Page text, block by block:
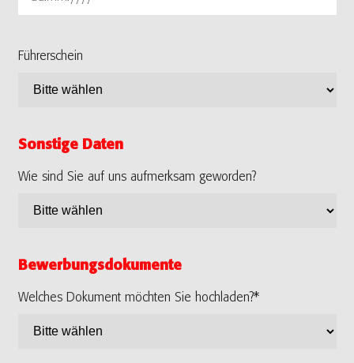
Führerschein
Sonstige Daten
Wie sind Sie auf uns aufmerksam geworden?
Bewerbungsdokumente
Welches Dokument möchten Sie hochladen?*